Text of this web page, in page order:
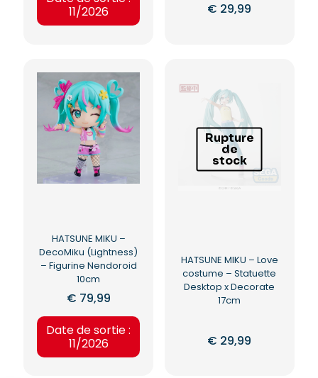
11/2026
€ 29,99
HATSUNE MIKU –
DecoMiku (Lightness)
– Figurine Nendoroid
10cm
€ 79,99
Date de sortie :
11/2026
Rupture
de
stock
HATSUNE MIKU – Love
costume – Statuette
Desktop x Decorate
17cm
€ 29,99